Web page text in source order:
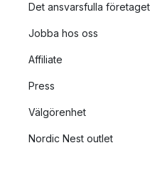
Det ansvarsfulla företaget
Jobba hos oss
Affiliate
Press
Välgörenhet
Nordic Nest outlet